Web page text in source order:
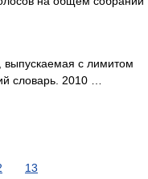
с лимитом
словарь. 2010 …
13